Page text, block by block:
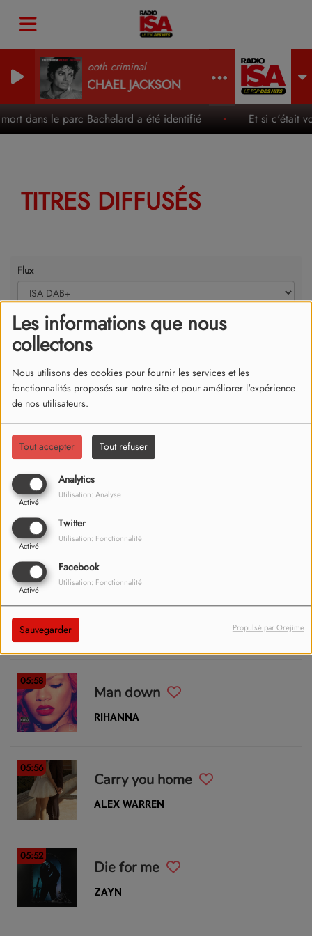
Les informations que nous
collectons
Nous utilisons des cookies pour fournir les services et les
fonctionnalités proposés sur notre site et pour améliorer l'expérience
de nos utilisateurs.
Tout accepter Tout refuser
Analytics
Activé
Utilisation: Analyse
Twitter
Activé
Utilisation: Fonctionnalité
Facebook
Activé
Utilisation: Fonctionnalité
Sauvegarder Propulsé par Orejime
Smooth criminal
MICHAEL JACKSON
dans le parc Bachelard a été identifié Et si c'était
TITRES DIFFUSÉS
Flux
Date
Smooth criminal
MICHAEL JACKSON
06:04
RAYE
06:02
Miles away
05:58
Man down
RIHANNA
05:56
Carry you home
ALEX WARREN
05:52
Die for me
ZAYN